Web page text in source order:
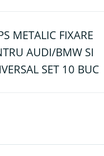
METALIC FIXARE
AUDI/BMW SI
SET 10 BUC